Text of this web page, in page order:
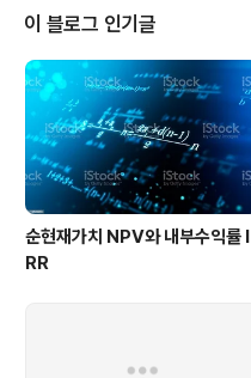
정리5월 13일 월요일을 기준으로 작성
개업종이 상승하였고 8개업종이 하락
으로 마감하였습니다. 상승업종에서는
음식료업이 3%가량 상승하였습니다.
수창고가 4.75%하락하여 안 좋은..
이 블로그 인기글
순현재가치 NPV와 내부수익률 I
RR